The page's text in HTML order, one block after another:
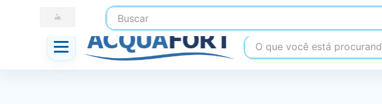
Buscar
☎ (41) 3247-1199
O que você está procurando?